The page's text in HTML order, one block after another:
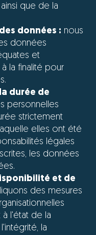
que de la
données : nous
données
et
la finalité pour
durée de
personnelles
strictement
elles ont été
légales
les données
et de
des mesures
l'état de la
la